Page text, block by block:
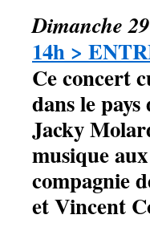
Dimanche
14h >
Ce concert
dans le
Jacky
musique
compagnie
et Vincent